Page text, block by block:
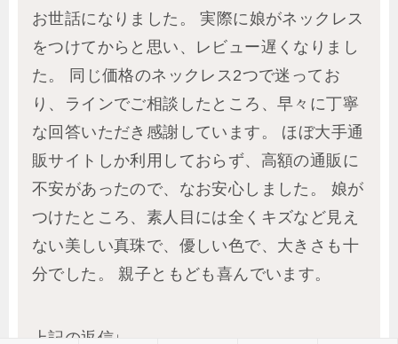
お世話になりました。 実際に娘がネックレス
をつけてからと思い、レビュー遅くなりまし
た。 同じ価格のネックレス2つで迷ってお
り、ラインでご相談したところ、早々に丁寧
な回答いただき感謝しています。 ほぼ大手通
販サイトしか利用しておらず、高額の通販に
不安があったので、なお安心しました。 娘が
つけたところ、素人目には全くキズなど見え
ない美しい真珠で、優しい色で、大きさも十
分でした。 親子ともども喜んでいます。
上記の返信↓